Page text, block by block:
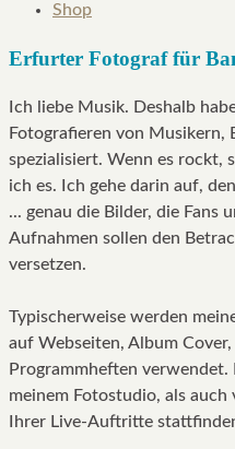
Shop
Erfurter Fotograf für
Ich liebe Musik. Deshalb
Fotografieren von Musikern,
spezialisiert. Wenn es rockt,
ich es. Ich gehe darin auf,
... genau die Bilder, die Fans
Aufnahmen sollen den
versetzen.
Typischerweise werden
auf Webseiten, Album
Programmheften
meinem Fotostudio, als
Ihrer Live-Auftritte